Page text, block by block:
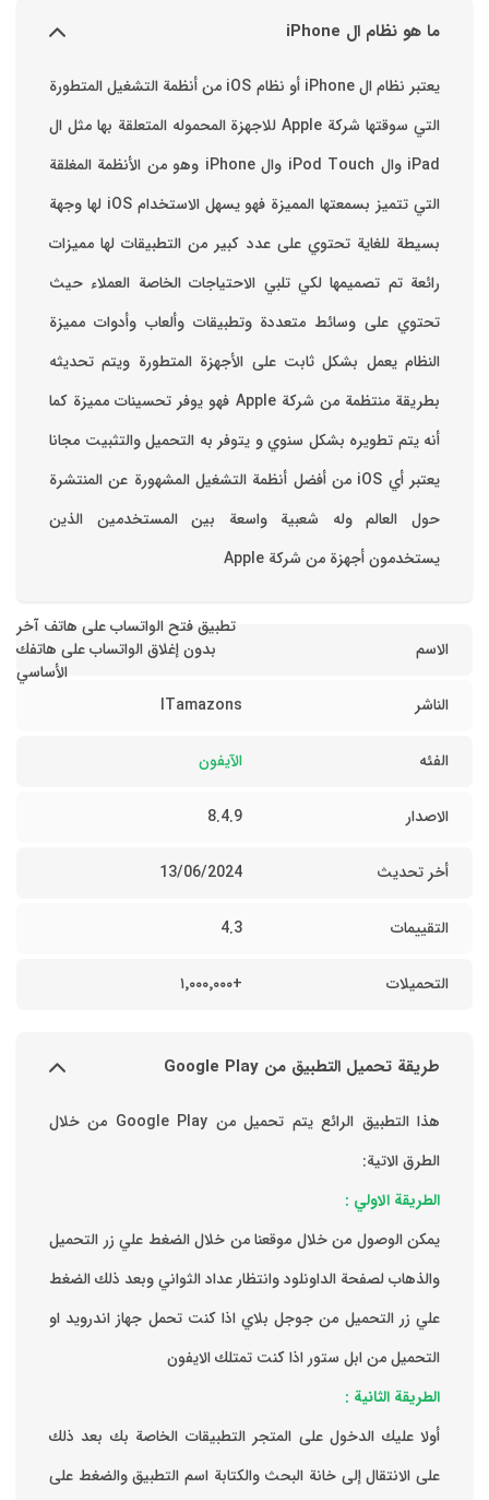
ما هو نظام ال iPhone
يعتبر نظام ال iPhone أو نظام iOS من أنظمة التشغيل المتطورة
التي سوقتها شركة Apple للاجهزة المحموله المتعلقة بها مثل ال
iPad وال iPod Touch وال iPhone وهو من الأنظمة المغلقة
التي تتميز بسمعتها المميزة فهو يسهل الاستخدام ‏iOS لها وجهة
بسيطة للغاية تحتوي على عدد كبير من التطبيقات لها مميزات
رائعة تم تصميمها لكي تلبي الاحتياجات الخاصة العملاء حيث
تحتوي على وسائط متعددة وتطبيقات وألعاب وأدوات مميزة
‏النظام يعمل بشكل ثابت على الأجهزة المتطورة ويتم تحديثه
بطريقة منتظمة من شركة Apple فهو يوفر تحسينات مميزة كما
أنه يتم تطويره بشكل سنوي و يتوفر به التحميل والتثبيت مجانا
‏يعتبر أي iOS من أفضل أنظمة التشغيل المشهورة عن المنتشرة
حول العالم وله شعبية واسعة بين المستخدمين الذين
يستخدمون أجهزة من شركة Apple
الاسم
تطبيق فتح الواتساب على هاتف آخر
بدون إغلاق الواتساب على هاتفك
الأساسي
الناشر
ITamazons
الفئه الآيفون
الاصدار 8.4.9
أخر تحديث 13/06/2024
التقييمات 4.3
التحميلات +١٬٠٠٠٬٠٠٠
طريقة تحميل التطبيق من Google Play
هذا التطبيق الرائع يتم تحميل من Google Play من خلال
الطرق الاتية:
الطريقة الاولي :
يمكن الوصول من خلال موقعنا من خلال الضغط علي زر التحميل
والذهاب لصفحة الداونلود وانتظار عداد الثواني وبعد ذلك الضغط
علي زر التحميل من جوجل بلاي اذا كنت تحمل جهاز اندرويد او
التحميل من ابل ستور اذا كنت تمتلك الايفون
الطريقة الثانية :
‏أولا عليك الدخول على المتجر التطبيقات الخاصة بك ‏بعد ذلك
على الانتقال إلى خانة البحث والكتابة اسم التطبيق والضغط على